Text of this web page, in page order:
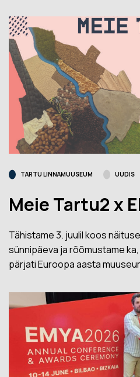
TARTU LINNAMUUSEUM UUDIS
Meie Tartu2 x
Tähistame 3. juulil koos
sünnipäeva ja rõõmustame
pärjati Euroopa aasta